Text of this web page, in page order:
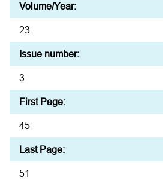
Volume/Year:
23
Issue number:
3
First Page:
45
Last Page:
51